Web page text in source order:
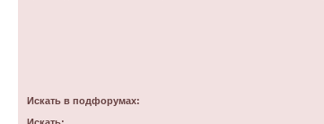
Искать в подфорумах:
Искать: